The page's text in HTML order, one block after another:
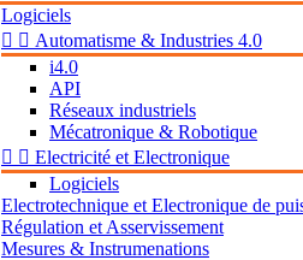
Logiciels
  Automatisme & Industries 4.0
i4.0
API
Réseaux industriels
Mécatronique & Robotique
  Electricité et Electronique
Logiciels
Electrotechnique et Electronique de
Régulation et Asservissement
Mesures & Instrumenations